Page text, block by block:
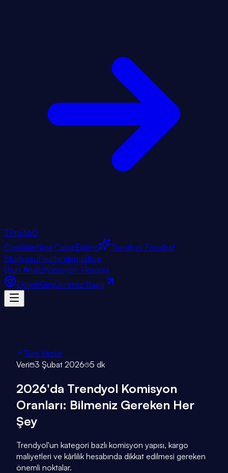
TPro360
ÖzelliklerNasıl ÇalışırEklenti
Trendyol Fotoğraf
StüdyosuFiyatlandırmaBlog
Ürün AnalizKomisyon Hesapla
EklentiGirişÜcretsiz Başla
Tüm Yazılar
Veri 3 Şubat 2026 5 dk
2026'da Trendyol Komisyon
Oranları: Bilmeniz Gereken Her
Şey
Trendyol'un kategori bazlı komisyon yapısı, kargo
maliyetleri ve kârlılık hesabında dikkat edilmesi gereken
önemli noktalar.